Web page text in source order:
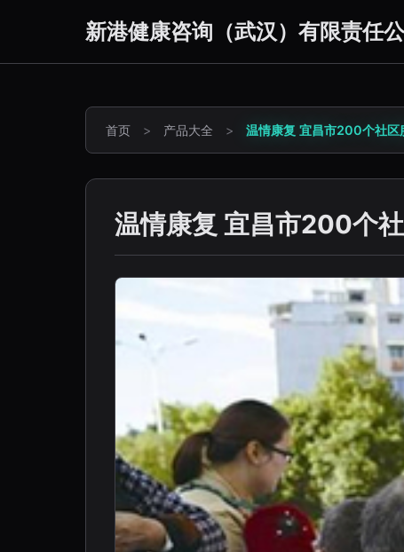
新港健康咨询（武汉）有限责任
首页 > 产品大全 > 温情康复 宜昌市200个社区
温情康复 宜昌市200个